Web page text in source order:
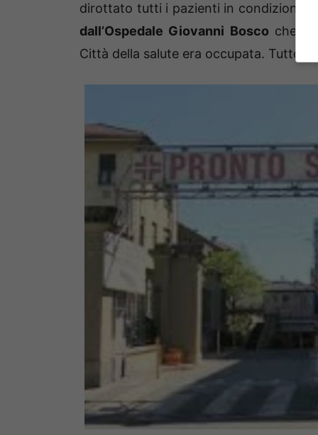
dirottato tutti i pazienti in condizioni
dall’Ospedale Giovanni Boscoche ha
Città della salute era occupata. Tutto è